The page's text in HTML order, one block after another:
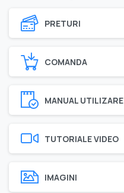
PRETURI
COMANDA
MANUAL UTILIZARE
TUTORIALE VIDEO
IMAGINI